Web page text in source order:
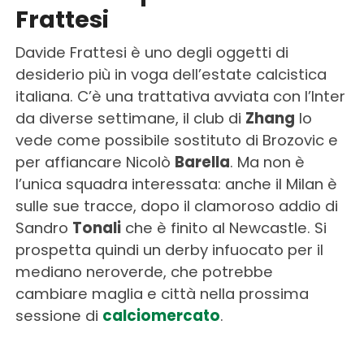
Frattesi
Davide Frattesi è uno degli oggetti di
desiderio più in voga dell’estate calcistica
italiana. C’è una trattativa avviata con l’Inter
da diverse settimane, il club di Zhang lo
vede come possibile sostituto di Brozovic e
per affiancare Nicolò Barella. Ma non è
l’unica squadra interessata: anche il Milan è
sulle sue tracce, dopo il clamoroso addio di
Sandro Tonaliche è finito al Newcastle. Si
prospetta quindi un derby infuocato per il
mediano neroverde, che potrebbe
cambiare maglia e città nella prossima
sessione di calciomercato.